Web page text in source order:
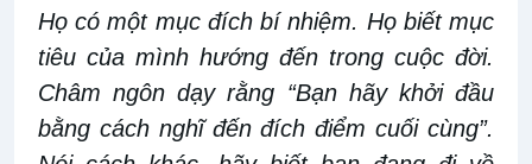
Họ có một mục đích bí nhiệm. Họ biết mục
tiêu của mình hướng đến trong cuộc đời.
Châm ngôn dạy rằng “Bạn hãy khởi đầu
bằng cách nghĩ đến đích điểm cuối cùng”.